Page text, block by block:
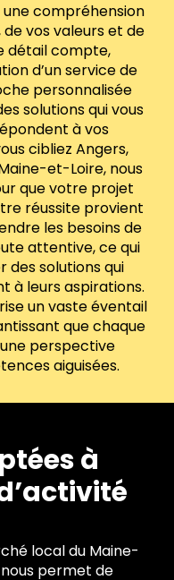
compréhension
vos valeurs et de
détail compte,
d’un service de
personnalisée
solutions qui vous
à vos
cibliez Angers,
et-Loire, nous
que votre projet
réussite provient
les besoins de
attentive, ce qui
des solutions qui
à leurs aspirations.
un vaste éventail
que chaque
perspective
aiguisées.
à
local du Maine-
permet de